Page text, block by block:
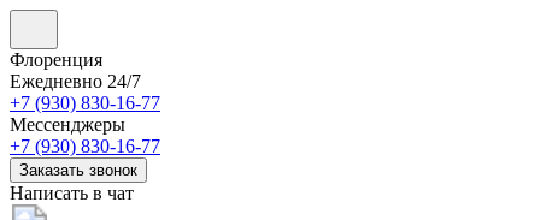
Флоренция
Ежедневно 24/7
+7 (930) 830-16-77
Мессенджеры
+7 (930) 830-16-77
Заказать звонок
Написать в чат